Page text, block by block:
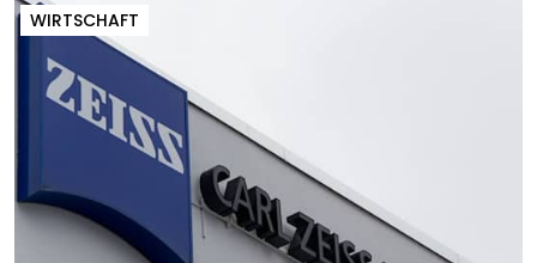
WIRTSCHAFT